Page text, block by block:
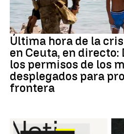
Última hora de la
en Ceuta, en
los permisos de los
desplegados para
frontera